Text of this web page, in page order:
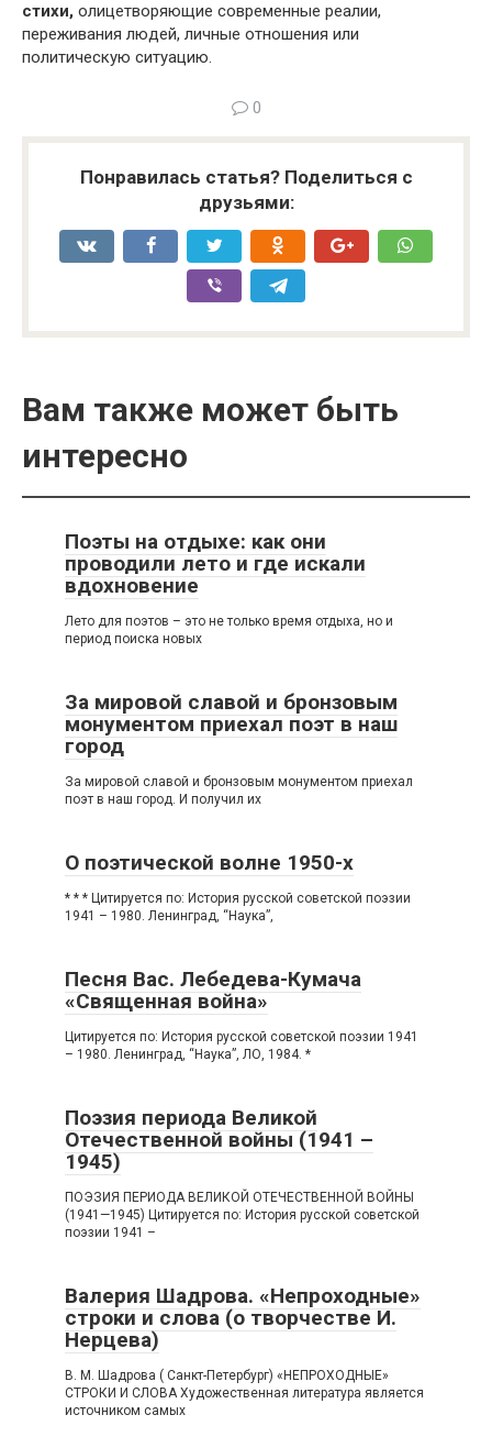
стихи, олицетворяющие современные реалии,
переживания людей, личные отношения или
политическую ситуацию.
0
Понравилась статья? Поделиться с
друзьями:
Вам также может быть
интересно
Поэты на отдыхе: как они
проводили лето и где искали
вдохновение
Лето для поэтов – это не только время отдыха, но и
период поиска новых
За мировой славой и бронзовым
монументом приехал поэт в наш
город
За мировой славой и бронзовым монументом приехал
поэт в наш город. И получил их
О поэтической волне 1950-х
* * * Цитируется по: История русской советской поэзии
1941 – 1980. Ленинград, “Наука”,
Песня Вас. Лебедева-Кумача
«Священная война»
Цитируется по: История русской советской поэзии 1941
– 1980. Ленинград, “Наука”, ЛО, 1984. *
Поэзия периода Великой
Отечественной войны (1941 –
1945)
ПОЭЗИЯ ПЕРИОДА ВЕЛИКОЙ ОТЕЧЕСТВЕННОЙ ВОЙНЫ
(1941—1945) Цитируется по: История русской советской
поэзии 1941 –
Валерия Шадрова. «Непроходные»
строки и слова (о творчестве И.
Нерцева)
В. М. Шадрова ( Санкт-Петербург) «НЕПРОХОДНЫЕ»
СТРОКИ И СЛОВА Художественная литература является
источником самых